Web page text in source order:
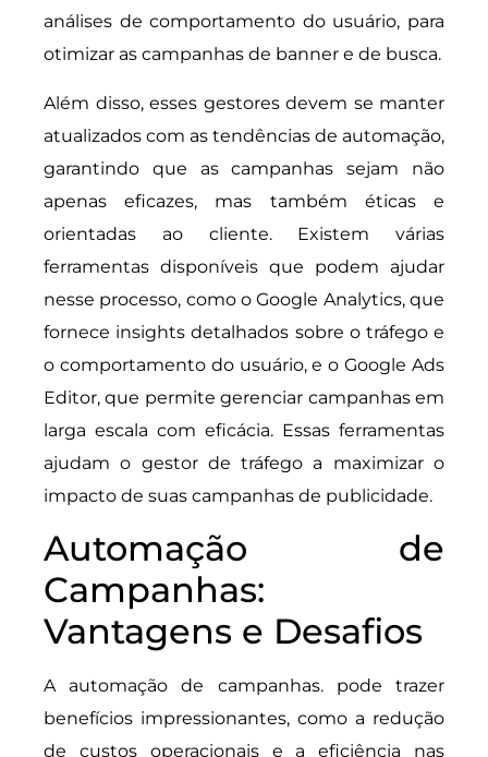
análises de comportamento do usuário, para
otimizar as campanhas de banner e de busca.
Além disso, esses gestores devem se manter
atualizados com as tendências de automação,
garantindo que as campanhas sejam não
apenas eficazes, mas também éticas e
orientadas ao cliente. Existem várias
ferramentas disponíveis que podem ajudar
nesse processo, como o Google Analytics, que
fornece insights detalhados sobre o tráfego e
o comportamento do usuário, e o Google Ads
Editor, que permite gerenciar campanhas em
larga escala com eficácia. Essas ferramentas
ajudam o gestor de tráfego a maximizar o
impacto de suas campanhas de publicidade.
Automação de
Campanhas:
Vantagens e Desafios
A automação de campanhas. pode trazer
benefícios impressionantes, como a redução
de custos operacionais e a eficiência nas